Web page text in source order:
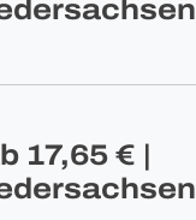
17,65 € |